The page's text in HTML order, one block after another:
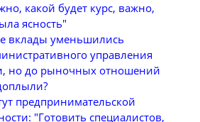
какой будет курс, важно,
ясность"
вклады уменьшились
управления
но до рыночных отношений
предпринимательской
"Готовить специалистов,